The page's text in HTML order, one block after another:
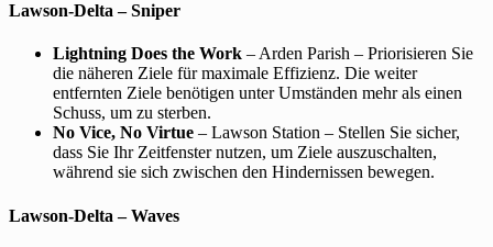
Lawson-Delta – Sniper
Lightning Does the Work – Arden Parish – Priorisieren Sie
die näheren Ziele für maximale Effizienz. Die weiter
entfernten Ziele benötigen unter Umständen mehr als einen
Schuss, um zu sterben.
No Vice, No Virtue – Lawson Station – Stellen Sie sicher,
dass Sie Ihr Zeitfenster nutzen, um Ziele auszuschalten,
während sie sich zwischen den Hindernissen bewegen.
Lawson-Delta – Waves